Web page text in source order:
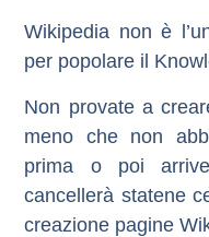
Wikipedia non è
per popolare il
Non provate a
meno che non
prima o poi
cancellerà statene
creazione pagine